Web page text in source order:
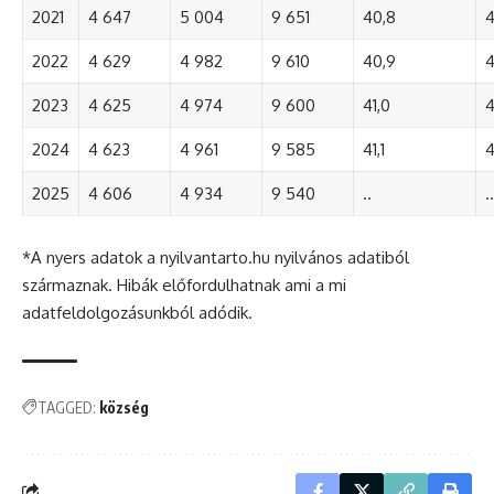
2021 4 647 5 004 9 651 40,8
2022 4 629 4 982 9 610 40,9
2023 4 625 4 974 9 600 41,0
2024 4 623 4 961 9 585 41,1
2025 4 606 4 934 9 540 .. ..
*A nyers adatok a nyilvantarto.hu nyilvános adatiból
származnak. Hibák előfordulhatnak ami a mi
adatfeldolgozásunkból adódik.
TAGGED: község